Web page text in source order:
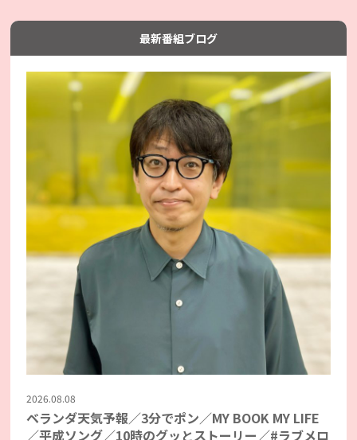
最新番組ブログ
2026.08.08
ベランダ天気予報／3分でポン／MY BOOK MY LIFE
／平成ソング／10時のグッとストーリー／#ラブメロ